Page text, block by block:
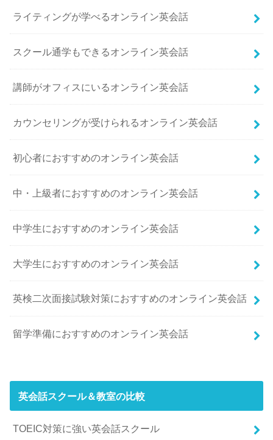
ライティングが学べるオンライン英会話
スクール通学もできるオンライン英会話
講師がオフィスにいるオンライン英会話
カウンセリングが受けられるオンライン英会話
初心者におすすめのオンライン英会話
中・上級者におすすめのオンライン英会話
中学生におすすめのオンライン英会話
大学生におすすめのオンライン英会話
英検二次面接試験対策におすすめのオンライン英会話
留学準備におすすめのオンライン英会話
英会話スクール＆教室の比較
TOEIC対策に強い英会話スクール